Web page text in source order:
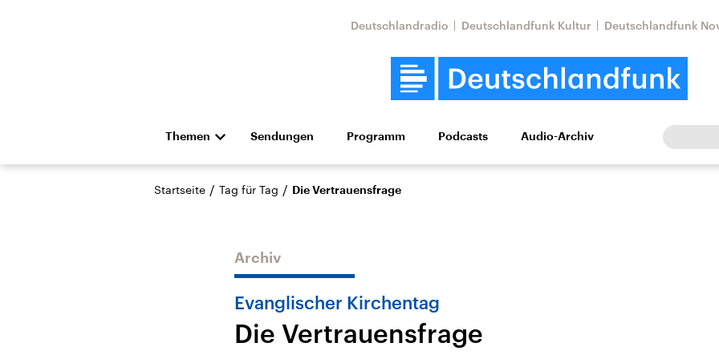
Deutschlandradio Deutschlandfunk Kultur Deutschlandfunk
Themen
Die Nachrichten Politik Wirtschaft Wissen Kultur Europa
Hörspiel und Feature Musik
Landtagswahl Sachsen-
USA
Nahostkonflikt
Sendungen Programm Podcasts Audio-Archiv
Startseite / Tag für Tag / Die Vertrauensfrage
Archiv
Evanglischer Kirchentag
Die Vertrauensfrage